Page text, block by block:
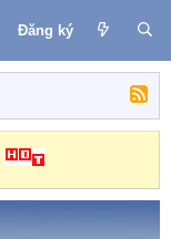
Đăng ký